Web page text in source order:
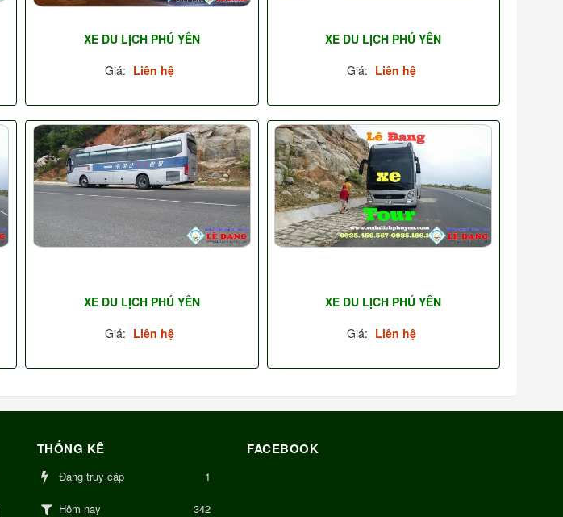
XE DU LỊCH PHÚ YÊN
Giá: Liên hệ
XE DU LỊCH PHÚ YÊN
Giá: Liên hệ
XE DU LỊCH PHÚ YÊN
Giá: Liên hệ
XE DU LỊCH PHÚ YÊN
Giá: Liên hệ
THỐNG KÊ
Đang truy cập 1
Hôm nay 342
FACEBOOK